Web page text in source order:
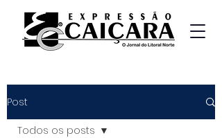
Post
Todos os posts